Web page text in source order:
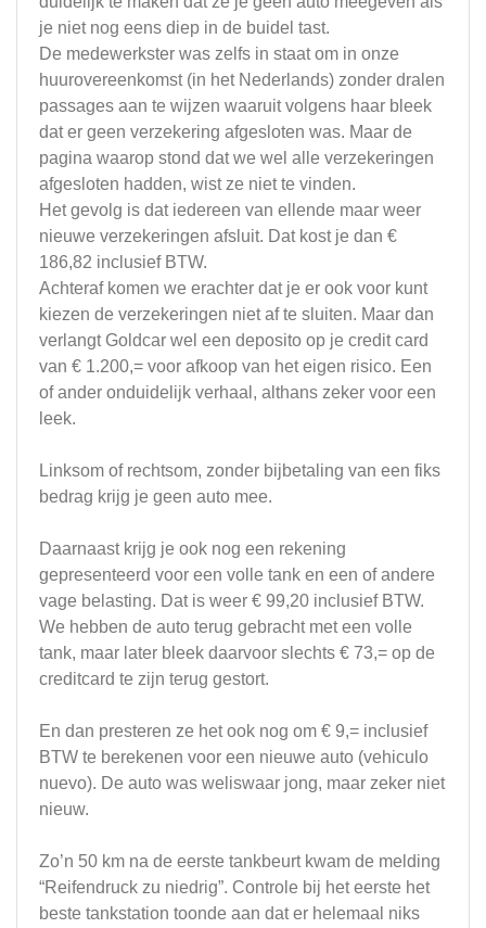
je niet nog eens diep in de buidel tast.
De medewerkster was zelfs in staat om in onze
huurovereenkomst (in het Nederlands) zonder dralen
passages aan te wijzen waaruit volgens haar bleek
dat er geen verzekering afgesloten was. Maar de
pagina waarop stond dat we wel alle verzekeringen
afgesloten hadden, wist ze niet te vinden.
Het gevolg is dat iedereen van ellende maar weer
nieuwe verzekeringen afsluit. Dat kost je dan €
186,82 inclusief BTW.
Achteraf komen we erachter dat je er ook voor kunt
kiezen de verzekeringen niet af te sluiten. Maar dan
verlangt Goldcar wel een deposito op je credit card
van € 1.200,= voor afkoop van het eigen risico. Een
of ander onduidelijk verhaal, althans zeker voor een
leek.
Linksom of rechtsom, zonder bijbetaling van een fiks
bedrag krijg je geen auto mee.
Daarnaast krijg je ook nog een rekening
gepresenteerd voor een volle tank en een of andere
vage belasting. Dat is weer € 99,20 inclusief BTW.
We hebben de auto terug gebracht met een volle
tank, maar later bleek daarvoor slechts € 73,= op de
creditcard te zijn terug gestort.
En dan presteren ze het ook nog om € 9,= inclusief
BTW te berekenen voor een nieuwe auto (vehiculo
nuevo). De auto was weliswaar jong, maar zeker niet
nieuw.
Zo’n 50 km na de eerste tankbeurt kwam de melding
“Reifendruck zu niedrig”. Controle bij het eerste het
beste tankstation toonde aan dat er helemaal niks